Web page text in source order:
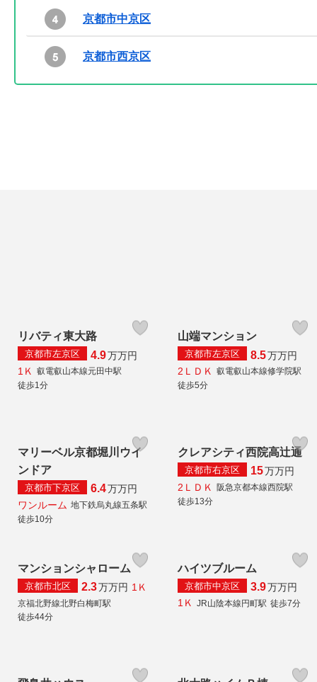
京都市中京区
京都市西京区
リバティ東大路
京都市左京区 4.9万万円
1Ｋ
叡電叡山本線元田中駅
徒歩1分
山端マンション
京都市左京区 8.5万万円
2ＬＤＫ
叡電叡山本線修学院駅
徒歩5分
マリーベル京都堀川ウイ
ンドア
京都市下京区 6.4万万円
ワンルーム 地下鉄烏丸線五条駅
徒歩10分
クレアシティ西院高辻通
京都市右京区 15万万円
2ＬＤＫ
阪急京都本線西院駅
徒歩13分
マンションシャローム
京都市北区 2.3万万円 1Ｋ
京福北野線北野白梅町駅
徒歩44分
ハイツブルーム
京都市中京区 3.9万万円
1Ｋ JR山陰本線円町駅 徒歩7分